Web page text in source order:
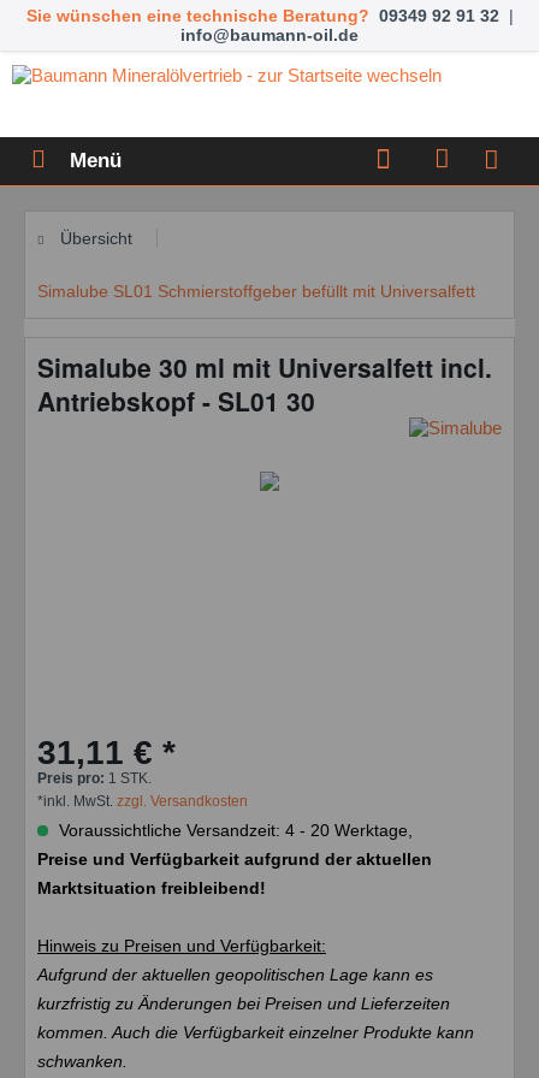
Sie wünschen eine technische Beratung? 09349 92 91 32 |
info@baumann-oil.de
Menü
Übersicht
Simalube SL01 Schmierstoffgeber befüllt mit Universalfett
Simalube 30 ml mit Universalfett incl.
Antriebskopf - SL01 30
31,11 € *
Preis pro: 1 STK.
*inkl. MwSt. zzgl. Versandkosten
Voraussichtliche Versandzeit: 4 - 20 Werktage,
Preise und Verfügbarkeit aufgrund der aktuellen
Marktsituation freibleibend!
Hinweis zu Preisen und Verfügbarkeit:
Aufgrund der aktuellen geopolitischen Lage kann es
kurzfristig zu Änderungen bei Preisen und Lieferzeiten
kommen. Auch die Verfügbarkeit einzelner Produkte kann
schwanken.